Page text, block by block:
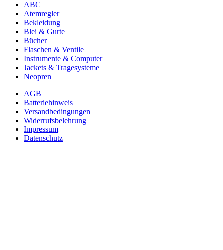
ABC
Atemregler
Bekleidung
Blei & Gurte
Bücher
Flaschen & Ventile
Instrumente & Computer
Jackets & Tragesysteme
Neopren
AGB
Batteriehinweis
Versandbedingungen
Widerrufsbelehrung
Impressum
Datenschutz